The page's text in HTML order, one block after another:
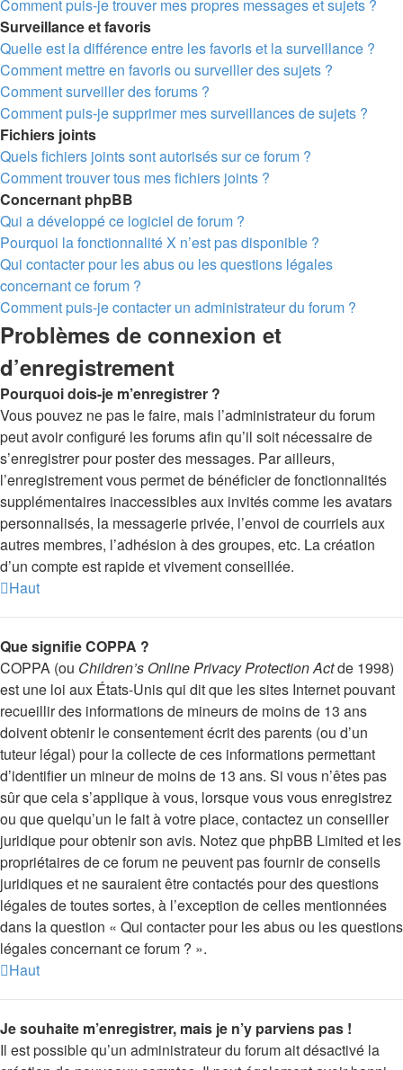
Comment puis-je trouver mes propres messages et sujets ?
Surveillance et favoris
Quelle est la différence entre les favoris et la surveillance ?
Comment mettre en favoris ou surveiller des sujets ?
Comment surveiller des forums ?
Comment puis-je supprimer mes surveillances de sujets ?
Fichiers joints
Quels fichiers joints sont autorisés sur ce forum ?
Comment trouver tous mes fichiers joints ?
Concernant phpBB
Qui a développé ce logiciel de forum ?
Pourquoi la fonctionnalité X n’est pas disponible ?
Qui contacter pour les abus ou les questions légales
concernant ce forum ?
Comment puis-je contacter un administrateur du forum ?
Problèmes de connexion et
d’enregistrement
Pourquoi dois-je m’enregistrer ?
Vous pouvez ne pas le faire, mais l’administrateur du forum
peut avoir configuré les forums afin qu’il soit nécessaire de
s’enregistrer pour poster des messages. Par ailleurs,
l’enregistrement vous permet de bénéficier de fonctionnalités
supplémentaires inaccessibles aux invités comme les avatars
personnalisés, la messagerie privée, l’envoi de courriels aux
autres membres, l’adhésion à des groupes, etc. La création
d’un compte est rapide et vivement conseillée.
Haut
Que signifie COPPA ?
COPPA (ou Children’s Online Privacy Protection Actde 1998)
est une loi aux États-Unis qui dit que les sites Internet pouvant
recueillir des informations de mineurs de moins de 13 ans
doivent obtenir le consentement écrit des parents (ou d’un
tuteur légal) pour la collecte de ces informations permettant
d’identifier un mineur de moins de 13 ans. Si vous n’êtes pas
sûr que cela s’applique à vous, lorsque vous vous enregistrez
ou que quelqu’un le fait à votre place, contactez un conseiller
juridique pour obtenir son avis. Notez que phpBB Limited et les
propriétaires de ce forum ne peuvent pas fournir de conseils
juridiques et ne sauraient être contactés pour des questions
légales de toutes sortes, à l’exception de celles mentionnées
dans la question « Qui contacter pour les abus ou les questions
légales concernant ce forum ? ».
Haut
Je souhaite m’enregistrer, mais je n’y parviens pas !
Il est possible qu’un administrateur du forum ait désactivé la